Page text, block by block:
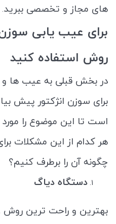
های مجاز و تخصصی ببرید.
برای عیب یابی سوزن
روش استفاده کنید
در بخش قبلی به عیب ها و
برای سوزن انژکتور پیش
است تا این موضوع را
هر کدام از این مشکلات
چگونه آن را برطرف کنیم؟
دستگاه دیاگ
بهترین و راحت ترین